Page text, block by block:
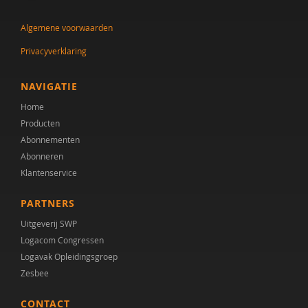
Tineke Backer van Ommeren
Tineke Backer van Ommeren-van der Meer
Jacqueline Bailly
Simon Baron-Cohen
AMC/de Bascule
Jojanneke Bastiaansen
Sander Begeer
werkgroep behandeling CASS18+
M.L. Bezemer
E.M.A. Blijd-Hoogewys
Algemene voorwaarden
Privacyverklaring
NAVIGATIE
Home
Producten
Abonnementen
Abonneren
Klantenservice
PARTNERS
Uitgeverij SWP
Logacom Congressen
Logavak Opleidingsgroep
Zesbee
CONTACT